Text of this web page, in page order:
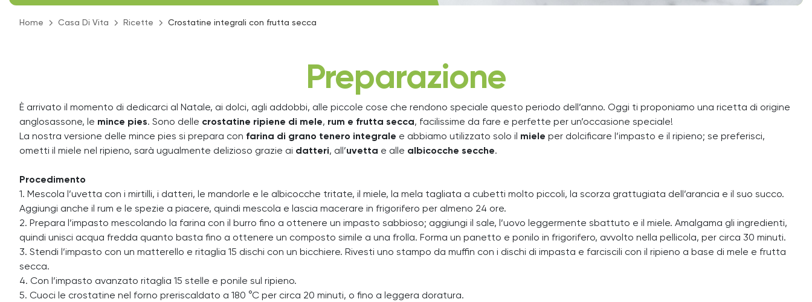
Home Casa Di Vita Ricette Crostatine integrali con frutta secca
Preparazione
È arrivato il momento di dedicarci al Natale, ai dolci, agli addobbi, alle piccole cose che rendono speciale questo periodo dell’anno. Oggi ti proponiamo una ricetta di origine
anglosassone, le mince pies. Sono delle crostatine ripiene di mele, rum e frutta secca, facilissime da fare e perfette per un’occasione speciale!
La nostra versione delle mince pies si prepara con farina di grano tenero integrale e abbiamo utilizzato solo il miele per dolcificare l’impasto e il ripieno; se preferisci,
ometti il miele nel ripieno, sarà ugualmente delizioso grazie ai datteri, all’uvetta e alle albicocche secche.
Procedimento
1. Mescola l’uvetta con i mirtilli, i datteri, le mandorle e le albicocche tritate, il miele, la mela tagliata a cubetti molto piccoli, la scorza grattugiata dell’arancia e il suo succo.
Aggiungi anche il rum e le spezie a piacere, quindi mescola e lascia macerare in frigorifero per almeno 24 ore.
2. Prepara l’impasto mescolando la farina con il burro fino a ottenere un impasto sabbioso; aggiungi il sale, l’uovo leggermente sbattuto e il miele. Amalgama gli ingredienti,
quindi unisci acqua fredda quanto basta fino a ottenere un composto simile a una frolla. Forma un panetto e ponilo in frigorifero, avvolto nella pellicola, per circa 30 minuti.
3. Stendi l’impasto con un matterello e ritaglia 15 dischi con un bicchiere. Rivesti uno stampo da muffin con i dischi di impasta e farciscili con il ripieno a base di mele e frutta
secca.
4. Con l’impasto avanzato ritaglia 15 stelle e ponile sul ripieno.
5. Cuoci le crostatine nel forno preriscaldato a 180 °C per circa 20 minuti, o fino a leggera doratura.